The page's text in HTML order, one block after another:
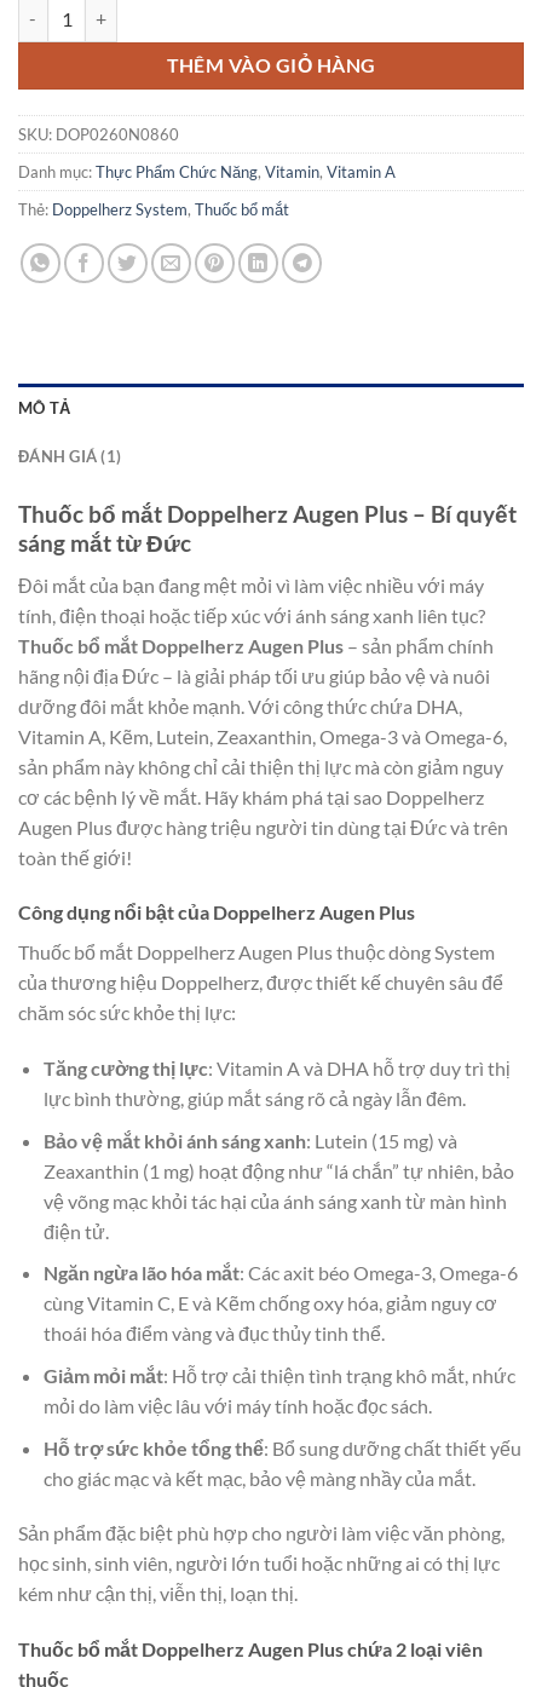
THÊM VÀO GIỎ HÀNG
SKU: DOP0260N0860
Danh mục:Thực Phẩm Chức Năng, Vitamin, Vitamin A
Thẻ: Doppelherz System, Thuốc bổ mắt
MÔ TẢ
ĐÁNH GIÁ (1)
Thuốc bổ mắt Doppelherz Augen Plus – Bí quyết
sáng mắt từ Đức
Đôi mắt của bạn đang mệt mỏi vì làm việc nhiều với máy
tính, điện thoại hoặc tiếp xúc với ánh sáng xanh liên tục?
Thuốc bổ mắt Doppelherz Augen Plus – sản phẩm chính
hãng nội địa Đức – là giải pháp tối ưu giúp bảo vệ và nuôi
dưỡng đôi mắt khỏe mạnh. Với công thức chứa DHA,
Vitamin A, Kẽm, Lutein, Zeaxanthin, Omega-3 và Omega-6,
sản phẩm này không chỉ cải thiện thị lực mà còn giảm nguy
cơ các bệnh lý về mắt. Hãy khám phá tại sao Doppelherz
Augen Plus được hàng triệu người tin dùng tại Đức và trên
toàn thế giới!
Công dụng nổi bật của Doppelherz Augen Plus
Thuốc bổ mắt Doppelherz Augen Plus thuộc dòng System
của thương hiệu Doppelherz, được thiết kế chuyên sâu để
chăm sóc sức khỏe thị lực:
Tăng cường thị lực: Vitamin A và DHA hỗ trợ duy trì thị
lực bình thường, giúp mắt sáng rõ cả ngày lẫn đêm.
Bảo vệ mắt khỏi ánh sáng xanh: Lutein (15 mg) và
Zeaxanthin (1 mg) hoạt động như “lá chắn” tự nhiên, bảo
vệ võng mạc khỏi tác hại của ánh sáng xanh từ màn hình
điện tử.
Ngăn ngừa lão hóa mắt: Các axit béo Omega-3, Omega-6
cùng Vitamin C, E và Kẽm chống oxy hóa, giảm nguy cơ
thoái hóa điểm vàng và đục thủy tinh thể.
Giảm mỏi mắt: Hỗ trợ cải thiện tình trạng khô mắt, nhức
mỏi do làm việc lâu với máy tính hoặc đọc sách.
Hỗ trợ sức khỏe tổng thể: Bổ sung dưỡng chất thiết yếu
cho giác mạc và kết mạc, bảo vệ màng nhầy của mắt.
Sản phẩm đặc biệt phù hợp cho người làm việc văn phòng,
học sinh, sinh viên, người lớn tuổi hoặc những ai có thị lực
kém như cận thị, viễn thị, loạn thị.
Thuốc bổ mắt Doppelherz Augen Plus chứa 2 loại viên
thuốc